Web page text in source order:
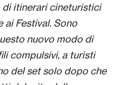
di itinerari cineturistici
ai Festival. Sono
nuovo modo di
compulsivi, a turisti
del set solo dopo che